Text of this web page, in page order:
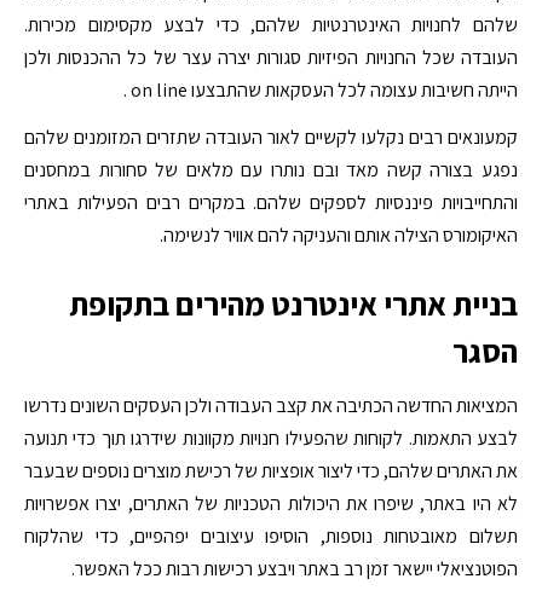
שלהם לחנויות האינטרנטיות שלהם, כדי לבצע מקסימום מכירות.
העובדה שכל החנויות הפיזיות סגורות יצרה עצר של כל ההכנסות ולכן
הייתה חשיבות עצומה לכל העסקאות שהתבצעו on line .
קמעונאים רבים נקלעו לקשיים לאור העובדה שתזרים המזומנים שלהם
נפגע בצורה קשה מאד ובם נותרו עם מלאים של סחורות במחסנים
והתחייבויות פיננסיות לספקים שלהם. במקרים רבים הפעילות באתרי
האיקומורס הצילה אותם והעניקה להם אוויר לנשימה.
בניית אתרי אינטרנט מהירים בתקופת
הסגר
המציאות החדשה הכתיבה את קצב העבודה ולכן העסקים השונים נדרשו
לבצע התאמות. לקוחות שהפעילו חנויות מקוונות שידרגו תוך כדי תנועה
את האתרים שלהם, כדי ליצור אופציות של רכישת מוצרים נוספים שבעבר
לא היו באתר, שיפרו את היכולות הטכניות של האתרים, יצרו אפשרויות
תשלום מאובטחות נוספות, הוסיפו עיצובים יפהפיים, כדי שהלקוח
הפוטנציאלי יישאר זמן רב באתר ויבצע רכישות רבות ככל האפשר.